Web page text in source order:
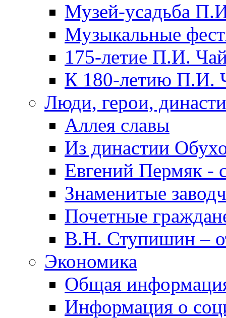
Музей-усадьба
Музыкальные
175-летие П.И.
К 180-летию П.И.
Люди, герои,
Аллея славы
Из династии
Евгений Пермяк -
Знаменитые
Почетные
В.Н. Ступишин –
Экономика
Общая
Информация о